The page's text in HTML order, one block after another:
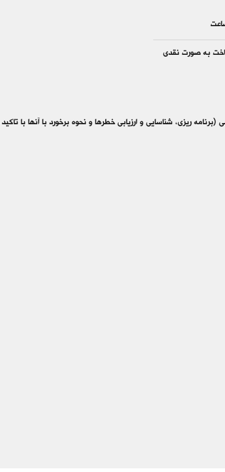
به صورت نقدی
ریزی، شناسایی و ارزیابی خطرها و نحوه برخورد با آنها با تاکید بر